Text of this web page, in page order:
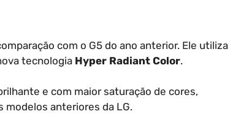
com o G5 do ano anterior. Ele utiliza
tecnologia Hyper Radiant Color.
e com maior saturação de cores,
modelos anteriores da LG.